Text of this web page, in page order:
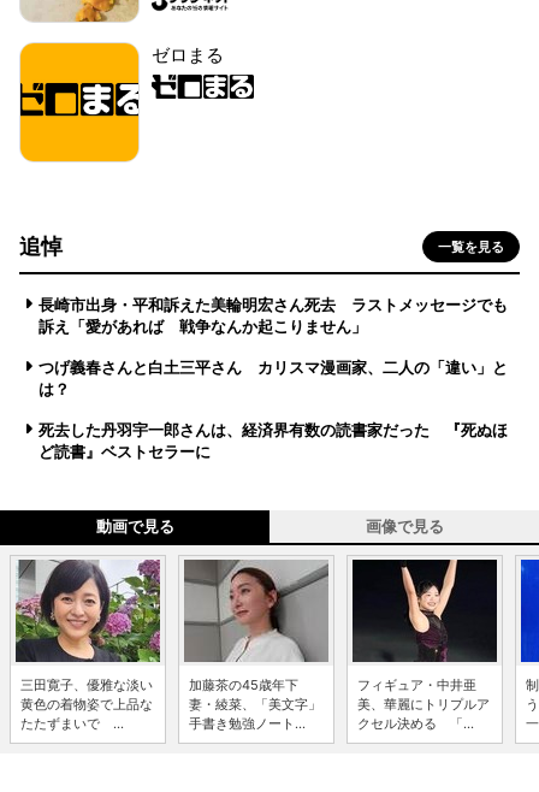
ゼロまる
追悼 一覧を見る
長崎市出身・平和訴えた美輪明宏さん死去 ラストメッセージでも
訴え「愛があれば 戦争なんか起こりません」
つげ義春さんと白土三平さん カリスマ漫画家、二人の「違い」と
は？
死去した丹羽宇一郎さんは、経済界有数の読書家だった 『死ぬほ
ど読書』ベストセラーに
動画で見る 画像で見る
三田寛子、優雅な淡い
黄色の着物姿で上品な
たたずまいで ...
加藤茶の45歳年下
妻・綾菜、「美文字」
手書き勉強ノート...
フィギュア・中井亜
美、華麗にトリプルア
クセル決める 「...